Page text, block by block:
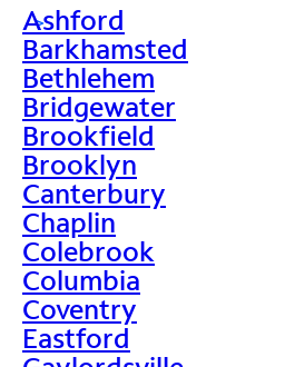
>
Ashford
Barkhamsted
Bethlehem
Bridgewater
Brookfield
Brooklyn
Canterbury
Chaplin
Colebrook
Columbia
Coventry
Eastford